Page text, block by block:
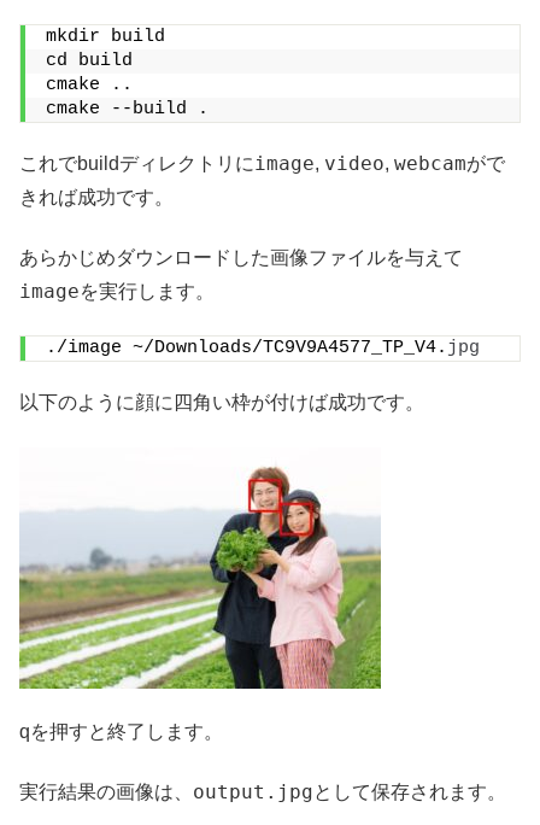
mkdir build
cd build
cmake ..
cmake --build .
これでbuildディレクトリに image, video, webcamがで
きれば成功です。
あらかじめダウンロードした画像ファイルを与えて
imageを実行します。
./image ~/Downloads/TC9V9A4577_TP_V4. jpg
以下のように顔に四角い枠が付けば成功です。
qを押すと終了します。
実行結果の画像は、 output.jpgとして保存されます。